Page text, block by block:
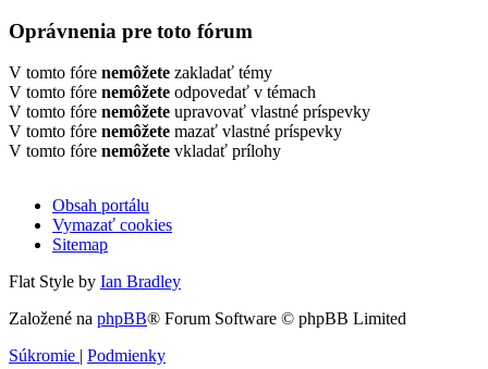
Oprávnenia pre toto fórum
V tomto fóre nemôžete zakladať témy
V tomto fóre nemôžete odpovedať v témach
V tomto fóre nemôžete upravovať vlastné príspevky
V tomto fóre nemôžete mazať vlastné príspevky
V tomto fóre nemôžete vkladať prílohy
Obsah portálu
Vymazať cookies
Sitemap
Flat Style by Ian Bradley
Založené na phpBB® Forum Software © phpBB Limited
Súkromie
Podmienky